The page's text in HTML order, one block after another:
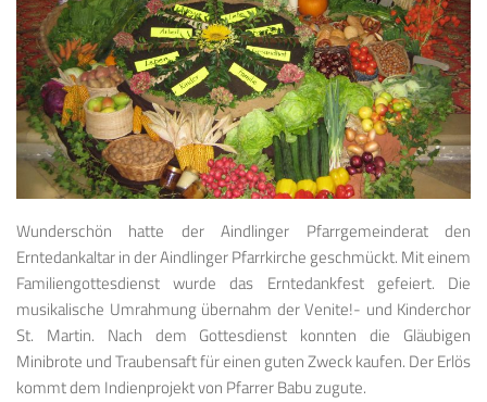
Wunderschön hatte der Aindlinger Pfarrgemeinderat den
Erntedankaltar in der Aindlinger Pfarrkirche geschmückt. Mit einem
Familiengottesdienst wurde das Erntedankfest gefeiert. Die
musikalische Umrahmung übernahm der Venite!- und Kinderchor
St. Martin. Nach dem Gottesdienst konnten die Gläubigen
Minibrote und Traubensaft für einen guten Zweck kaufen. Der Erlös
kommt dem Indienprojekt von Pfarrer Babu zugute.